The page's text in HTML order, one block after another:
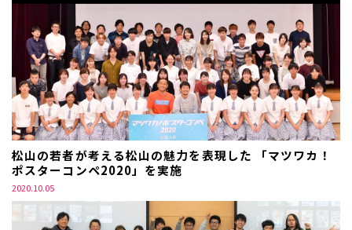
松山の若者が考える松山の魅力を表現した 「マツワカ！
ポスターコンペ2020」を実施
2020.10.05